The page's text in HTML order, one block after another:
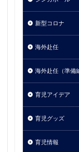
新型コロナ
海外赴任
海外赴任（準備
育児アイデア
育児グッズ
育児情報